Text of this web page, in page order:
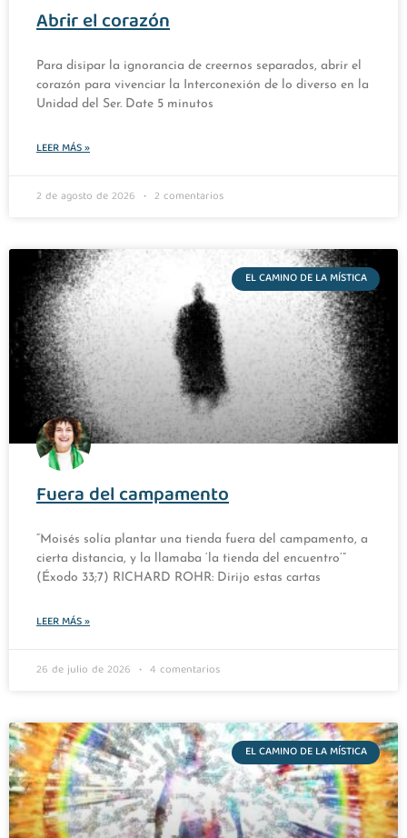
Abrir el corazón
Para disipar la ignorancia de creernos separados, abrir el
corazón para vivenciar la Interconexión de lo diverso en la
Unidad del Ser. Date 5 minutos
LEER MÁS »
2 de agosto de 2026 2 comentarios
EL CAMINO DE LA MÍSTICA
Fuera del campamento
“Moisés solía plantar una tienda fuera del campamento, a
cierta distancia, y la llamaba ‘la tienda del encuentro’”
(Éxodo 33;7) RICHARD ROHR: Dirijo estas cartas
LEER MÁS »
26 de julio de 2026 4 comentarios
EL CAMINO DE LA MÍSTICA